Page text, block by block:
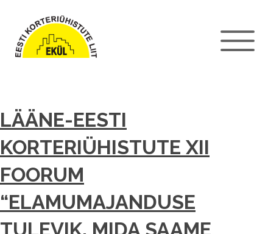
LÄÄNE-EESTI
KORTERIÜHISTUTE XII
FOORUM
“ELAMUMAJANDUSE